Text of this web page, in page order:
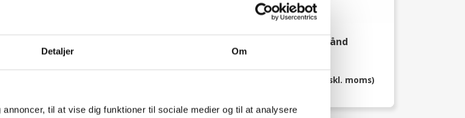
Detaljer Om
til at vise dig funktioner til sociale medier og til at analysere
kr. 55.200,00
Tunturi Løbebånd
kr. 44.999,00
(kr. 35.999,20 ekskl. moms)